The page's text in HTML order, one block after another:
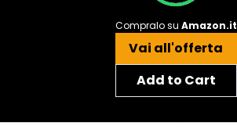
Compralo su Amazon.it
Vai all'offerta
Add to Cart